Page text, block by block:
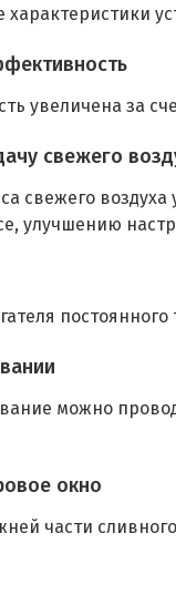
увеличена за
свежего
свежего
улучшению
можно
окно
части